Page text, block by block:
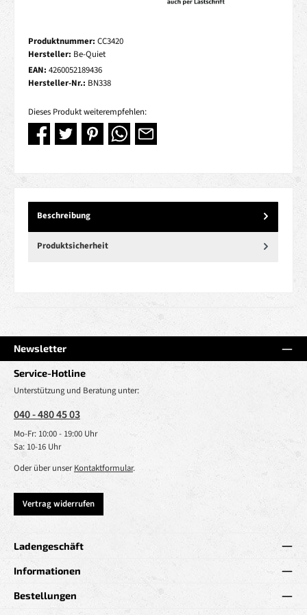
Produktnummer: CC3420
Hersteller: Be-Quiet
EAN: 4260052189436
Hersteller-Nr.: BN338
Dieses Produkt weiterempfehlen:
Beschreibung
Produktsicherheit
Newsletter
Service-Hotline
Unterstützung und Beratung unter:
040 - 480 45 03
Mo-Fr: 10:00 - 19:00 Uhr
Sa: 10-16 Uhr
Oder über unserKontaktformular.
Vertrag widerrufen
Ladengeschäft
Informationen
Bestellungen